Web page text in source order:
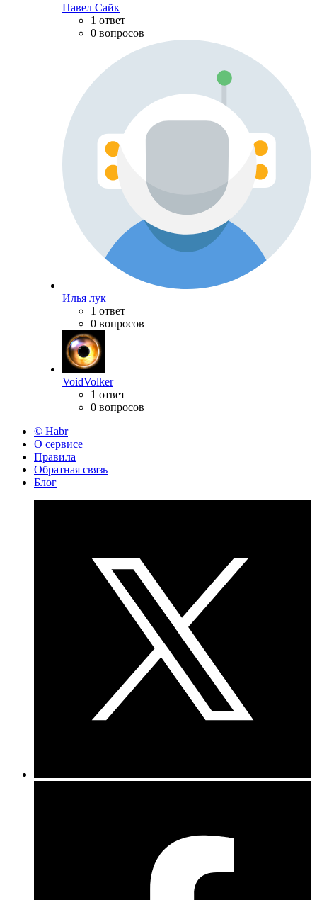
Павел Сайк
1 ответ
0 вопросов
Илья лук
1 ответ
0 вопросов
VoidVolker
1 ответ
0 вопросов
© Habr
О сервисе
Правила
Обратная связь
Блог